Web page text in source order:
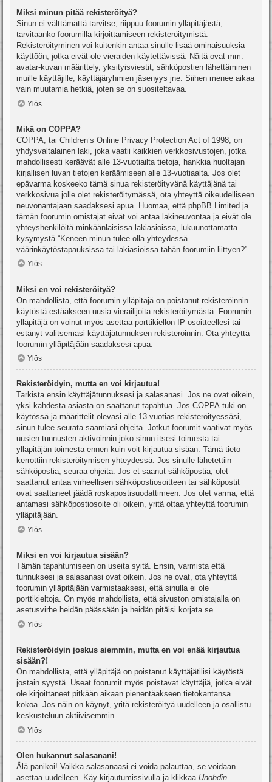
Miksi minun pitää rekisteröityä?
Sinun ei välttämättä tarvitse, riippuu foorumin ylläpitäjästä,
tarvitaanko foorumilla kirjoittamiseen rekisteröitymistä.
Rekisteröityminen voi kuitenkin antaa sinulle lisää ominaisuuksia
käyttöön, jotka eivät ole vieraiden käytettävissä. Näitä ovat mm.
avatar-kuvan määrittely, yksityisviestit, sähköpostien lähettäminen
muille käyttäjille, käyttäjäryhmien jäsenyys jne. Siihen menee aikaa
vain muutamia hetkiä, joten se on suositeltavaa.
Ylös
Mikä on COPPA?
COPPA, tai Children’s Online Privacy Protection Act of 1998, on
yhdysvaltalainen laki, joka vaatii kaikkien verkkosivustojen, jotka
mahdollisesti keräävät alle 13-vuotiailta tietoja, hankkia huoltajan
kirjallisen luvan tietojen keräämiseen alle 13-vuotiaalta. Jos olet
epävarma koskeeko tämä sinua rekisteröityvänä käyttäjänä tai
verkkosivua jolle olet rekisteröitymässä, ota yhteyttä oikeudelliseen
neuvonantajaan saadaksesi apua. Huomaa, että phpBB Limited ja
tämän foorumin omistajat eivät voi antaa lakineuvontaa ja eivät ole
yhteyshenkilöitä minkäänlaisissa lakiasioissa, lukuunottamatta
kysymystä “Keneen minun tulee olla yhteydessä
väärinkäytöstapauksissa tai lakiasioissa tähän foorumiin liittyen?”.
Ylös
Miksi en voi rekisteröityä?
On mahdollista, että foorumin ylläpitäjä on poistanut rekisteröinnin
käytöstä estääkseen uusia vierailijoita rekisteröitymästä. Foorumin
ylläpitäjä on voinut myös asettaa porttikiellon IP-osoitteellesi tai
estänyt valitsemasi käyttäjätunnuksen rekisteröinnin. Ota yhteyttä
foorumin ylläpitäjään saadaksesi apua.
Ylös
Rekisteröidyin, mutta en voi kirjautua!
Tarkista ensin käyttäjätunnuksesi ja salasanasi. Jos ne ovat oikein,
yksi kahdesta asiasta on saattanut tapahtua. Jos COPPA-tuki on
käytössä ja määrittelit olevasi alle 13-vuotias rekisteröityessäsi,
sinun tulee seurata saamiasi ohjeita. Jotkut foorumit vaativat myös
uusien tunnusten aktivoinnin joko sinun itsesi toimesta tai
ylläpitäjän toimesta ennen kuin voit kirjautua sisään. Tämä tieto
kerrottiin rekisteröitymisen yhteydessä. Jos sinulle lähetettiin
sähköpostia, seuraa ohjeita. Jos et saanut sähköpostia, olet
saattanut antaa virheellisen sähköpostiosoitteen tai sähköpostit
ovat saattaneet jäädä roskapostisuodattimeen. Jos olet varma, että
antamasi sähköpostiosoite oli oikein, yritä ottaa yhteyttä foorumin
ylläpitäjään.
Ylös
Miksi en voi kirjautua sisään?
Tämän tapahtumiseen on useita syitä. Ensin, varmista että
tunnuksesi ja salasanasi ovat oikein. Jos ne ovat, ota yhteyttä
foorumin ylläpitäjään varmistaaksesi, että sinulla ei ole
porttikieltoja. On myös mahdollista, että sivuston omistajalla on
asetusvirhe heidän päässään ja heidän pitäisi korjata se.
Ylös
Rekisteröidyin joskus aiemmin, mutta en voi enää kirjautua
sisään?!
On mahdollista, että ylläpitäjä on poistanut käyttäjätilisi käytöstä
jostain syystä. Useat foorumit myös poistavat käyttäjiä, jotka eivät
ole kirjoittaneet pitkään aikaan pienentääkseen tietokantansa
kokoa. Jos näin on käynyt, yritä rekisteröityä uudelleen ja osallistu
keskusteluun aktiivisemmin.
Ylös
Olen hukannut salasanani!
Älä panikoi! Vaikka salasanaasi ei voida palauttaa, se voidaan
asettaa uudelleen. Käy kirjautumissivulla ja klikkaa Unohdin